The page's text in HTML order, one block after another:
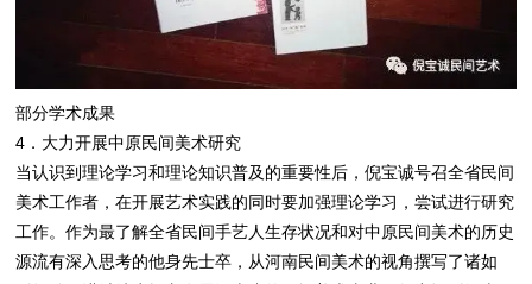
部分学术成果
4．大力开展中原民间美术研究
当认识到理论学习和理论知识普及的重要性后，倪宝诚号召全省民间
美术工作者，在开展艺术实践的同时要加强理论学习，尝试进行研究
工作。作为最了解全省民间手艺人生存状况和对中原民间美术的历史
源流有深入思考的他身先士卒，从河南民间美术的视角撰写了诸如